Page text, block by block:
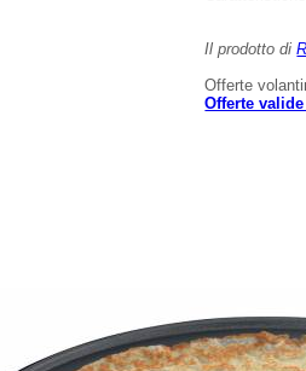
Il prodotto di
Offerte
Offerte